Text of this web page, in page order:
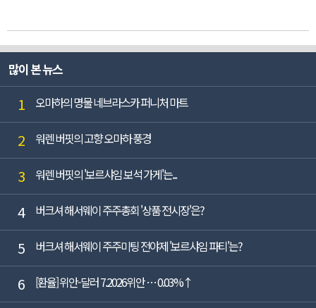
많이 본 뉴스
1 오마하의 명물 네브라스카 퍼니처 마트
2 워렌 버핏의 고향 오마하 풍경
3 워렌 버핏의 '보르샤임 보석 가게'는...
4 버크셔 해서웨이 주주총회 '상품 전시장'은?
5 버크셔 해서웨이 주주미팅 전야제 '보르샤임 파티'는?
6 [환율] 위안-달러 7.2026위안 … 0.03%↑